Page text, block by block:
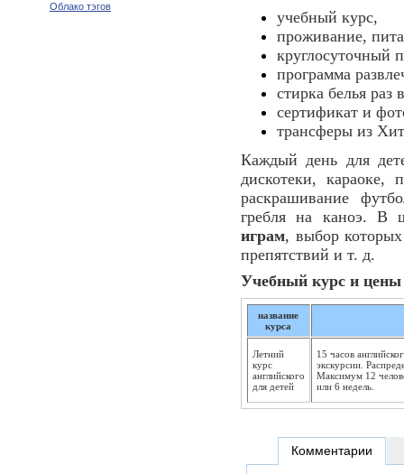
Облако тэгов
учебный курс,
проживание,
круглосуточный
программа
стирка белья раз
сертификат и
трансферы из
Каждый день для
дискотеки, караоке,
раскрашивание
гребля на каноэ. В
играм, выбор
препятствий и т. д.
Учебный курс и цены
название
курса
Летний
курс
английского
для детей
15 часов
экскурсии.
Максимум 12
или 6 недель.
Комментарии